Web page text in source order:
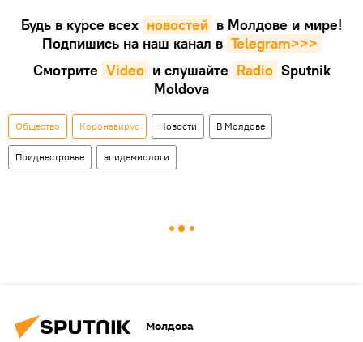
Будь в курсе всех новостей в Молдове и мире!
Подпишись на наш канал в Telegram>>>
Смотрите Video и слушайте Radio Sputnik
Moldova
Общество Коронавирус Новости В Молдове
Приднестровье эпидемиологи
Молдова